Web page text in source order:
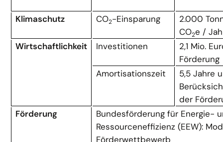
Klimaschutz CO2-Einsparung
2.000
CO2e /
Wirtschaftlichkeit
Investitionen
2,1 Mio.
Förderung
Amortisationszeit
5,5 Jahre
der
Förderung
Bundesförderung für Energie-
Ressourceneffizienz (EEW):
Förderwettbewerb